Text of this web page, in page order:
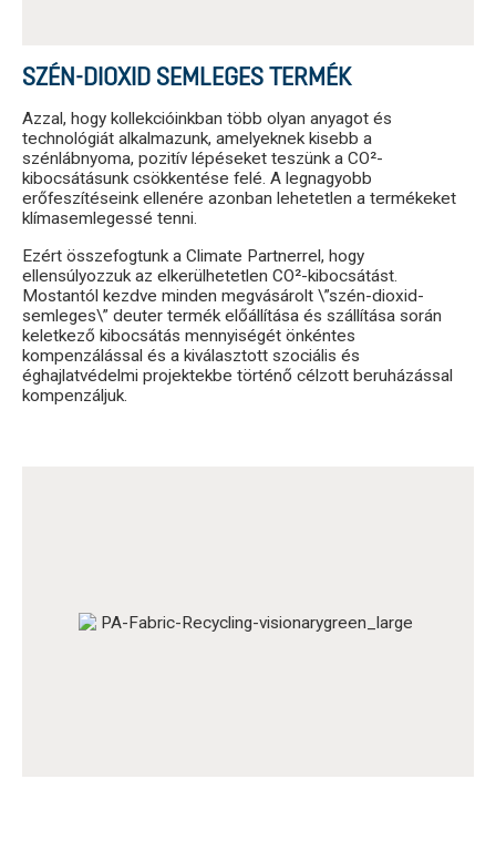
SZÉN-DIOXID SEMLEGES TERMÉK
Azzal, hogy kollekcióinkban több olyan anyagot és
technológiát alkalmazunk, amelyeknek kisebb a
szénlábnyoma, pozitív lépéseket teszünk a CO²-
kibocsátásunk csökkentése felé. A legnagyobb
erőfeszítéseink ellenére azonban lehetetlen a termékeket
klímasemlegessé tenni.
Ezért összefogtunk a Climate Partnerrel, hogy
ellensúlyozzuk az elkerülhetetlen CO²-kibocsátást.
Mostantól kezdve minden megvásárolt \”szén-dioxid-
semleges\” deuter termék előállítása és szállítása során
keletkező kibocsátás mennyiségét önkéntes
kompenzálással és a kiválasztott szociális és
éghajlatvédelmi projektekbe történő célzott beruházással
kompenzáljuk.